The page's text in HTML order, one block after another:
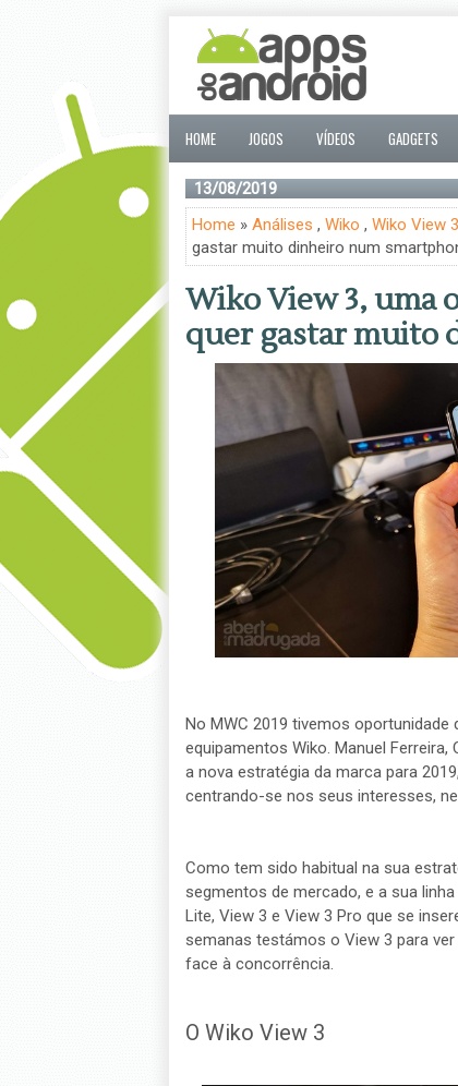
HOME JOGOS VÍDEOS GADGETS
13/08/2019
Home » Análises , Wiko , Wiko View 3
gastar muito dinheiro num
Wiko View 3, uma
quer gastar muito
No MWC 2019 tivemos oportunidade
equipamentos Wiko. Manuel
a nova estratégia da marca para
centrando-se nos seus interesses,
Como tem sido habitual na sua
segmentos de mercado, e a sua
Lite, View 3 e View 3 Pro que se
semanas testámos o View 3 para
face à concorrência.
O Wiko View 3